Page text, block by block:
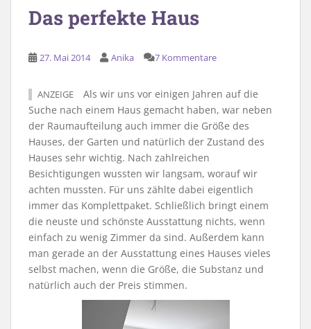
Das perfekte Haus
27. Mai 2014 Anika 7 Kommentare
ANZEIGE
Als wir uns vor einigen Jahren auf die
Suche nach einem Haus gemacht haben, war neben
der Raumaufteilung auch immer die Größe des
Hauses, der Garten und natürlich der Zustand des
Hauses sehr wichtig. Nach zahlreichen
Besichtigungen wussten wir langsam, worauf wir
achten mussten. Für uns zählte dabei eigentlich
immer das Komplettpaket. Schließlich bringt einem
die neuste und schönste Ausstattung nichts, wenn
einfach zu wenig Zimmer da sind. Außerdem kann
man gerade an der Ausstattung eines Hauses vieles
selbst machen, wenn die Größe, die Substanz und
natürlich auch der Preis stimmen.